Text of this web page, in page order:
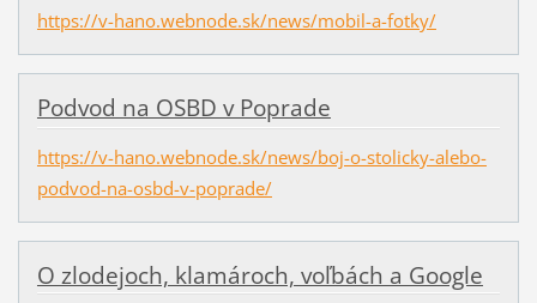
https://v-hano.webnode.sk/news/mobil-a-fotky/
Podvod na OSBD v Poprade
https://v-hano.webnode.sk/news/boj-o-stolicky-alebo-
podvod-na-osbd-v-poprade/
O zlodejoch, klamároch, voľbách a Google